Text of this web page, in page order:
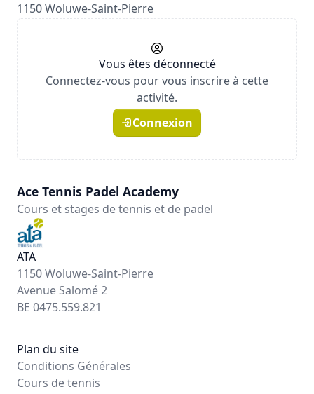
1150 Woluwe-Saint-Pierre
Vous êtes déconnecté
Connectez-vous pour vous inscrire à cette
activité.
Connexion
Ace Tennis Padel Academy
Cours et stages de tennis et de padel
ATA
1150 Woluwe-Saint-Pierre
Avenue Salomé 2
BE 0475.559.821
Plan du site
Conditions Générales
Cours de tennis